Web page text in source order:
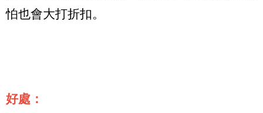
怕也會大打折扣。
好處：